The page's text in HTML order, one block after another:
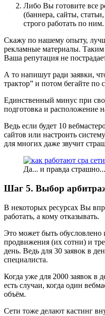
Либо Вы готовите все
(баннера, сайты,
строго работать по ним.
Скажу по нашему опыту,
рекламные материалы.
Ваша репутация не
А то напишут ради заявки,
трактор” и потом бегайте по
Единственный минус при
подготовка и расположение
Ведь если будет 10
сайтов или настроить
для многих даже звучит
Да... и правда страшно...
Шаг 5. Выбор
В некоторых ресурсах Вы
работать, а кому отказывать.
Это может быть обусловлено
продвижения (их сотни) и
день. Ведь для 30 заявок в
специалиста.
Когда уже для 2000 заявок в
есть случаи, когда один
объём.
Сети тоже делают кастинг